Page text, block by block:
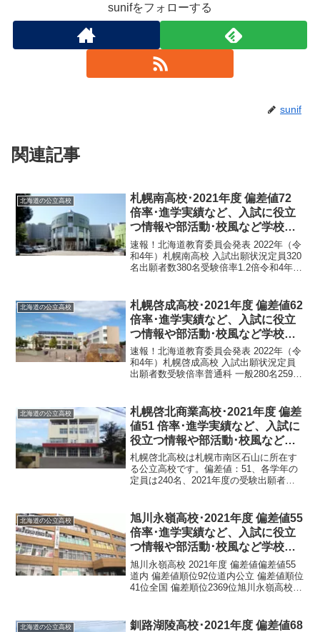
sunifをフォローする
sunif
関連記事
北海道の公立高校
札幌南高校･2021年度 偏差値72
倍率･進学実績など、入試に役立
つ情報や部活動･校風など学校の
特徴を調査しました。
速報！北海道教育委員会発表 2022年（令
和4年）札幌南高校 入試出願状況定員320
名出願者数380名受験倍率1.2倍令和4年1
（男子519名･女子441名）の...
北海道の公立高校
札幌啓成高校･2021年度 偏差値62
倍率･進学実績など、入試に役立
つ情報や部活動･校風など学校の
特徴を調査しました。
速報！北海道教育委員会発表 2022年（令
和4年）札幌啓成高校 入試出願状況定員
出願者数受験倍率普通科 一般280名259名
12名0.6倍令和...
北海道の公立高校
札幌啓北商業高校･2021年度 偏差
値51 倍率･進学実績など、入試に
役立つ情報や部活動･校風など学
校の特徴を調査しました。
札幌啓北高校は札幌市南区石山に所在す
る公立高校です。偏差値：51、各学年の
定員は240名、2021年度の受験出願者数
商学科51道内 偏差値順位123位道内公...
北海道の公立高校
旭川永嶺高校･2021年度 偏差値55
倍率･進学実績など、入試に役立
つ情報や部活動･校風など学校の
特徴を調査しました。
旭川永嶺高校 2021年度 偏差値偏差値55
道内 偏差値順位92位道内公立 偏差値順位
41位全国 偏差順位2369位旭川永嶺高校
３−１０２電話番号0166-...
北海道の公立高校
釧路湖陵高校･2021年度 偏差値68